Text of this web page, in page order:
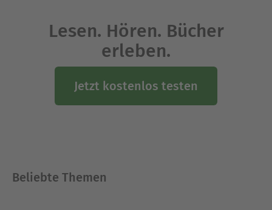
Lesen. Hören. Bücher
erleben.
Jetzt kostenlos testen
Beliebte Themen